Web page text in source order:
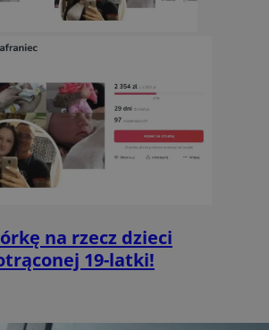
na rzecz dzieci
19-latki!